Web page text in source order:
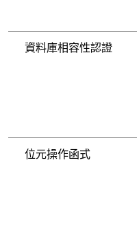
資料庫相容性認證
位元操作函式